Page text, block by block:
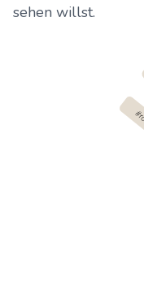
sehen willst.